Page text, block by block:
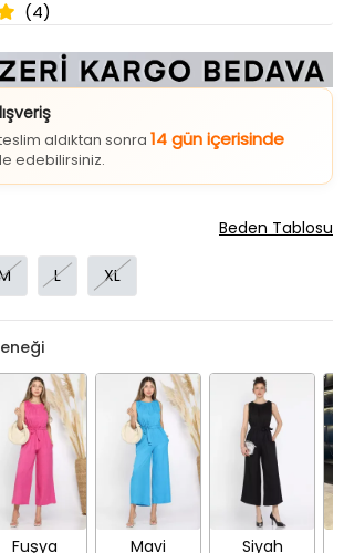
(4)
aldıktan sonra 14 gün içerisinde
edebilirsiniz.
L XL
Beden Tablosu
Fuşya Mavi Siyah